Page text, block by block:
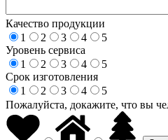
Качество продукции
1
2 3 4
5
Уровень сервиса
1
2 3 4
5
Срок изготовления
1
2 3 4
5
Пожалуйста, докажите, что вы